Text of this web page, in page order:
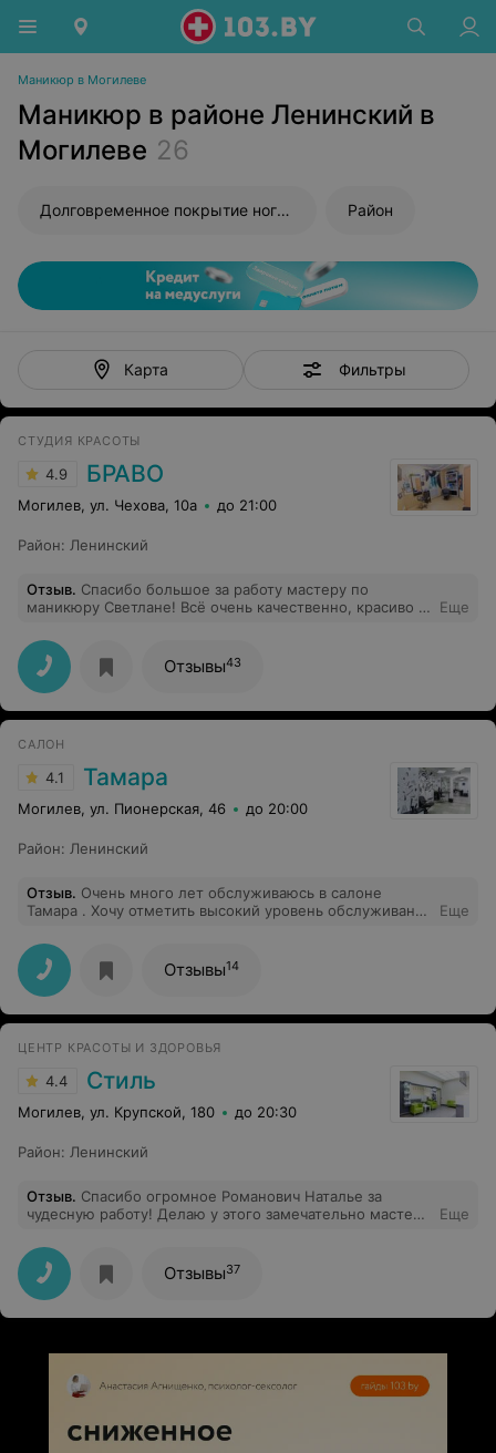
Маникюр в Могилеве
Маникюр в районе Ленинский в
Могилеве 26
Долговременное покрытие ногтей Район
Карта Фильтры
СТУДИЯ КРАСОТЫ
4.9 БРАВО
Могилев, ул. Чехова, 10а до 21:00
Район: Ленинский
Отзыв. Спасибо большое за работу мастеру по
маникюру Светлане! Всё очень качественно, красиво и
Еще
Отзывы43
САЛОН
4.1 Тамара
Могилев, ул. Пионерская, 46 до 20:00
Район: Ленинский
Отзыв. Очень много лет обслуживаюсь в салоне
Тамара . Хочу отметить высокий уровень обслуживания
Всегда приветливая администратор Наталья.
Настоящие мастера своего дела - Гилева Александра,
Ладисова Юлия, косметолог - Рагуева Ирина. Всегда с
удовольствием посещаю этот салон.
Еще
Отзывы14
ЦЕНТР КРАСОТЫ И ЗДОРОВЬЯ
4.4 Стиль
Могилев, ул. Крупской, 180 до 20:30
Район: Ленинский
Отзыв. Спасибо огромное Романович Наталье за
чудесную работу! Делаю у этого замечательно мастера
результатом!!! Наташа не только замечательный
мастер но и очень приятный, открытый,
доброжелательный человек. От нее всегда уходишь с
новыми идеями и хорошим настроением)))
Еще
Отзывы37